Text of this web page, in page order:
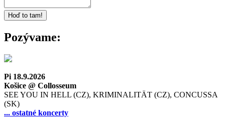
Pozývame:
Pi 18.9.2026
Košice @ Collosseum
SEE YOU IN HELL (CZ), KRIMINALITÄT (CZ), CONCUSSA
(SK)
... ostatné koncerty